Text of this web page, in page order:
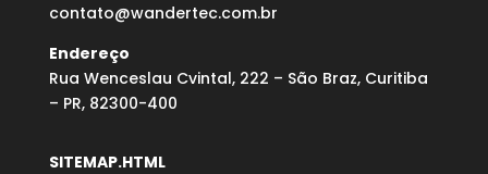
contato@wandertec.com.br
Endereço
Rua Wenceslau Cvintal, 222 – São Braz, Curitiba
– PR, 82300-400
SITEMAP.HTML